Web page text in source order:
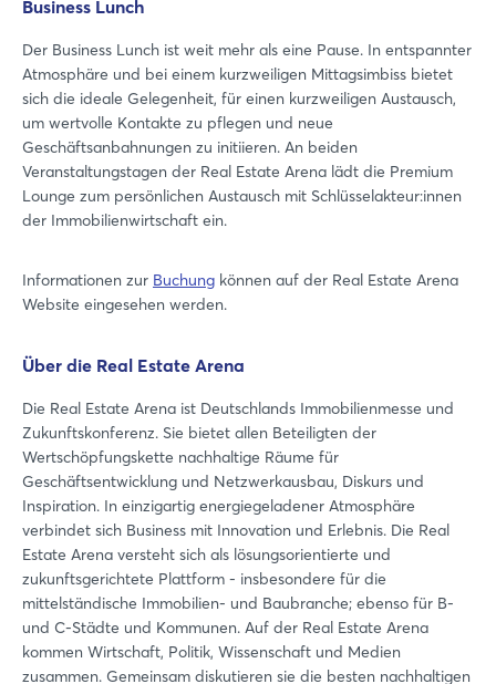
Business Lunch
Der Business Lunch ist weit mehr als eine Pause. In entspannter
Atmosphäre und bei einem kurzweiligen Mittagsimbiss bietet
sich die ideale Gelegenheit, für einen kurzweiligen Austausch,
um wertvolle Kontakte zu pflegen und neue
Geschäftsanbahnungen zu initiieren. An beiden
Veranstaltungstagen der Real Estate Arena lädt die Premium
Lounge zum persönlichen Austausch mit Schlüsselakteur:innen
der Immobilienwirtschaft ein.
Informationen zur Buchung können auf der Real Estate Arena
Website eingesehen werden.
Über die Real Estate Arena
Die Real Estate Arena ist Deutschlands Immobilienmesse und
Zukunftskonferenz. Sie bietet allen Beteiligten der
Wertschöpfungskette nachhaltige Räume für
Geschäftsentwicklung und Netzwerkausbau, Diskurs und
Inspiration. In einzigartig energiegeladener Atmosphäre
verbindet sich Business mit Innovation und Erlebnis. Die Real
Estate Arena versteht sich als lösungsorientierte und
zukunftsgerichtete Plattform - insbesondere für die
mittelständische Immobilien- und Baubranche; ebenso für B-
und C-Städte und Kommunen. Auf der Real Estate Arena
kommen Wirtschaft, Politik, Wissenschaft und Medien
zusammen. Gemeinsam diskutieren sie die besten nachhaltigen